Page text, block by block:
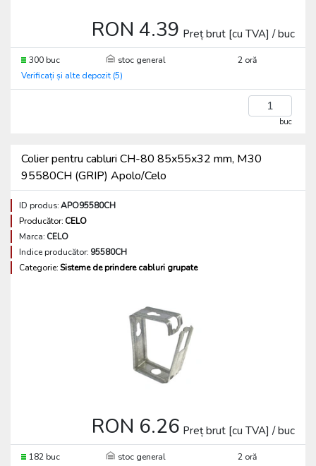
RON 4.39 Preț brut [cu TVA] / buc
300 buc stoc general
2 oră
Verificați și alte depozit (5)
buc
Colier pentru cabluri CH-80 85x55x32 mm, M30
95580CH (GRIP) Apolo/Celo
ID produs:APO95580CH
Producător: CELO
Marca: CELO
Indice producător: 95580CH
Categorie:Sisteme de prindere cabluri grupate
RON 6.26 Preț brut [cu TVA] / buc
182 buc stoc general
2 oră